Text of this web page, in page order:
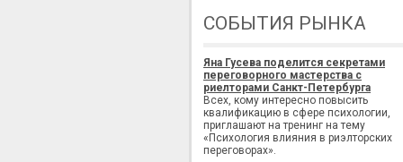
СОБЫТИЯ РЫНКА
Яна Гусева поделится секретами
переговорного мастерства с
риелторами Санкт-Петербурга
Всех, кому интересно повысить
квалификацию в сфере психологии,
приглашают на тренинг на тему
«Психология влияния в риэлторских
переговорах».